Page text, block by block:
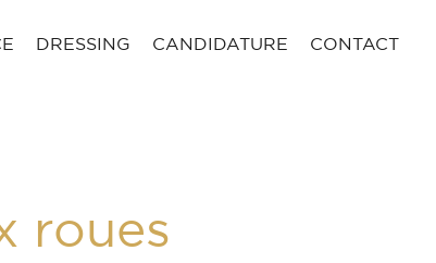
DRESSING CANDIDATURE CONTACT
roues